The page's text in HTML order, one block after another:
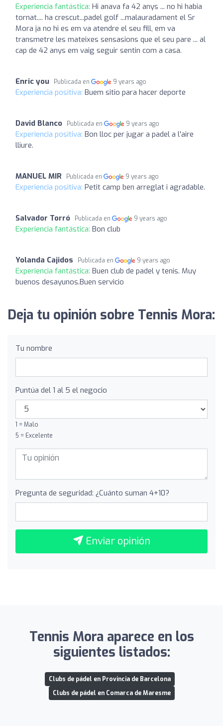
Experiencia fantástica: Hi anava fa 42 anys ... no hi habia
tornat.... ha crescut...padel golf ...malauradament el Sr
Mora ja no hi es em va atendre el seu fill, em va
transmetre les mateixes sensasions que el seu pare ... al
cap de 42 anys em vaig seguir sentin com a casa.
Enric you Publicada en 9 years ago
Experiencia positiva: Buem sitio para hacer deporte
David Blanco Publicada en 9 years ago
Experiencia positiva: Bon lloc per jugar a padel a l'aire
lliure.
MANUEL MIR Publicada en 9 years ago
Experiencia positiva: Petit camp ben arreglat i agradable.
Salvador Torró Publicada en 9 years ago
Experiencia fantástica: Bon club
Yolanda Cajidos Publicada en 9 years ago
Experiencia fantástica: Buen club de padel y tenis. Muy
buenos desayunos.Buen servicio
Deja tu opinión sobre Tennis Mora:
Tu nombre
Puntúa del 1 al 5 el negocio
1 = Malo
5 = Excelente
Pregunta de seguridad: ¿Cuánto suman 4+10?
Enviar opinión
Tennis Mora aparece en los
siguientes listados:
Clubs de pádel en Provincia de Barcelona
Clubs de pádel en Comarca de Maresme